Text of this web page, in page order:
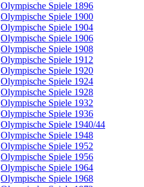
Olympische Spiele 1896
Olympische Spiele 1900
Olympische Spiele 1904
Olympische Spiele 1906
Olympische Spiele 1908
Olympische Spiele 1912
Olympische Spiele 1920
Olympische Spiele 1924
Olympische Spiele 1928
Olympische Spiele 1932
Olympische Spiele 1936
Olympische Spiele 1940/44
Olympische Spiele 1948
Olympische Spiele 1952
Olympische Spiele 1956
Olympische Spiele 1964
Olympische Spiele 1968